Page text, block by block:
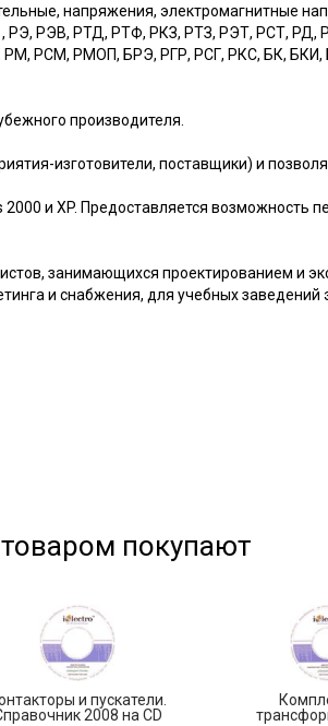
напряжения, электромагнитные
РЭ, РЭВ, РТД, РТФ, РКЗ, РТЗ, РЭТ, РСТ,
РСМ, РМОП, БРЭ, РГР, РСГ, РКС, БК,
производителя.
изготовители, поставщики) и
и XP. Предоставляется возможность
занимающихся проектированием и
и снабжения, для учебных заведений
покупают
и пускатели.
2008 на CD